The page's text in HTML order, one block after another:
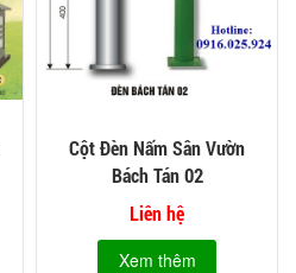
Cột Đèn Nấm Sân Vườn
Bách Tán 02
Liên hệ
Xem thêm